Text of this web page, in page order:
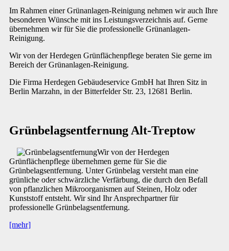
Im Rahmen einer Grünanlagen-Reinigung nehmen wir auch Ihre
besonderen Wünsche mit ins Leistungsverzeichnis auf. Gerne
übernehmen wir für Sie die professionelle Grünanlagen-
Reinigung.
Wir von der Herdegen Grünflächenpflege beraten Sie gerne im
Bereich der Grünanlagen-Reinigung.
Die Firma Herdegen Gebäudeservice GmbH hat Ihren Sitz in
Berlin Marzahn, in der Bitterfelder Str. 23, 12681 Berlin.
Grünbelagsentfernung Alt-Treptow
Wir von der Herdegen
Grünflächenpflege übernehmen gerne für Sie die
Grünbelagsentfernung. Unter Grünbelag versteht man eine
grünliche oder schwärzliche Verfärbung, die durch den Befall
von pflanzlichen Mikroorganismen auf Steinen, Holz oder
Kunststoff entsteht. Wir sind Ihr Ansprechpartner für
professionelle Grünbelagsentfernung.
[mehr]